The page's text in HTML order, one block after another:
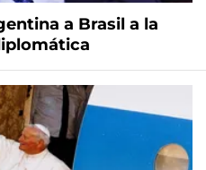
a Brasil a la